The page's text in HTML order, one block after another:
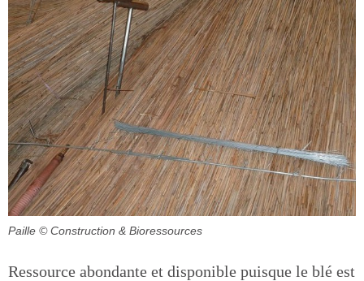
Paille © Construction & Bioressources
Ressource abondante et disponible puisque le blé est